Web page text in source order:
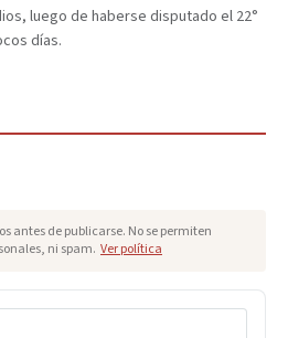
luego de haberse disputado el 22°
días.
antes de publicarse. No se permiten
ni spam. Ver política